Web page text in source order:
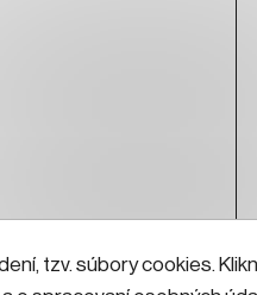
tzv. súbory cookies.